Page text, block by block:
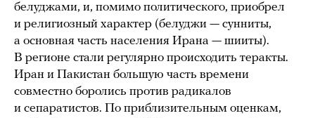
белуджами, и, помимо политического, приобрел
и религиозный характер (белуджи — сунниты,
а основная часть населения Ирана — шииты).
В регионе стали регулярно происходить теракты.
Иран и Пакистан большую часть времени
совместно боролись против радикалов
и сепаратистов. По приблизительным оценкам,